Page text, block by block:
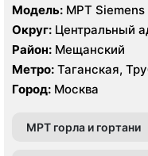
Модель: МРТ Siemens
Округ: Центральный
Район: Мещанский
Метро: Таганская,
Город: Москва
МРТ горла и гортани